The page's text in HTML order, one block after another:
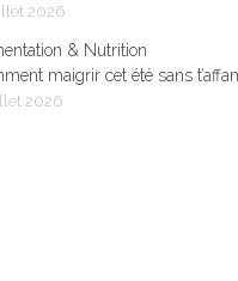
2026
& Nutrition
maigrir cet été sans
2026